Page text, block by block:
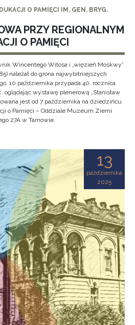
O PAMIĘCI IM. GEN. BRYG.
PRZY REGIONALNYM
O PAMIĘCI
Wincentego Witosa i „więzień Moskwy”
należał do grona najwybitniejszych
10 października przypada 40. rocznica
oglądając wystawę plenerową „Stanisław
jest od 7 października na dziedzińcu
o Pamięci – Oddziale Muzeum Ziemi
27A w Tarnowie.
13
października
2025